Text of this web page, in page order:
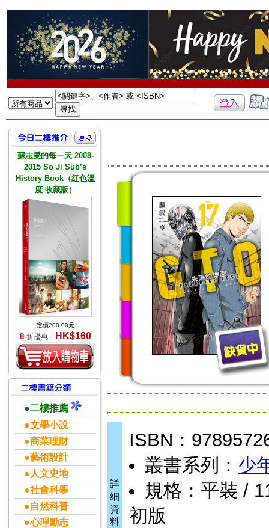
蘇志燮的每一天 2008-
2015 So Ji Sub’s
History Book（紅色溫
度 收藏版）
定價200.00元
8 折優惠： HK$160
●二樓推薦
●文學小說
●商業理財
●藝術設計
●人文史地
●社會科學
●自然科普
●心理勵志
詳
細
資
料
ISBN：
叢書系列： 少
規格：平裝 /
初版